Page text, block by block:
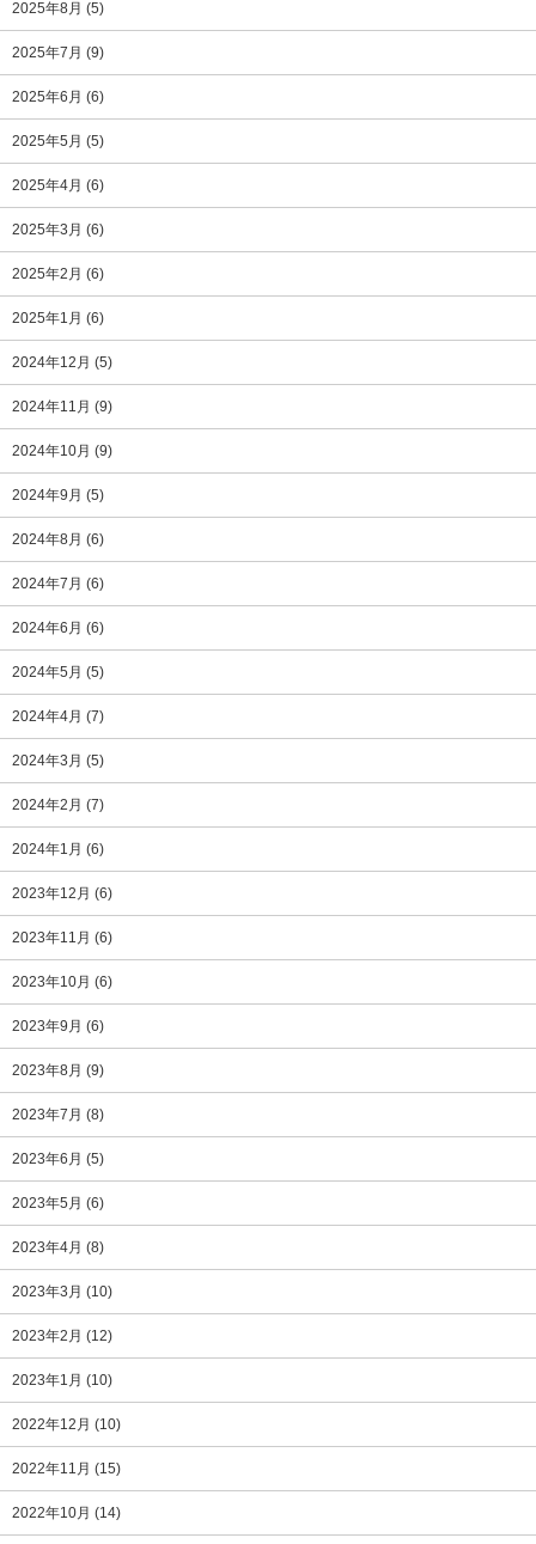
2025年8月 (5)
2025年7月 (9)
2025年6月 (6)
2025年5月 (5)
2025年4月 (6)
2025年3月 (6)
2025年2月 (6)
2025年1月 (6)
2024年12月 (5)
2024年11月 (9)
2024年10月 (9)
2024年9月 (5)
2024年8月 (6)
2024年7月 (6)
2024年6月 (6)
2024年5月 (5)
2024年4月 (7)
2024年3月 (5)
2024年2月 (7)
2024年1月 (6)
2023年12月 (6)
2023年11月 (6)
2023年10月 (6)
2023年9月 (6)
2023年8月 (9)
2023年7月 (8)
2023年6月 (5)
2023年5月 (6)
2023年4月 (8)
2023年3月 (10)
2023年2月 (12)
2023年1月 (10)
2022年12月 (10)
2022年11月 (15)
2022年10月 (14)